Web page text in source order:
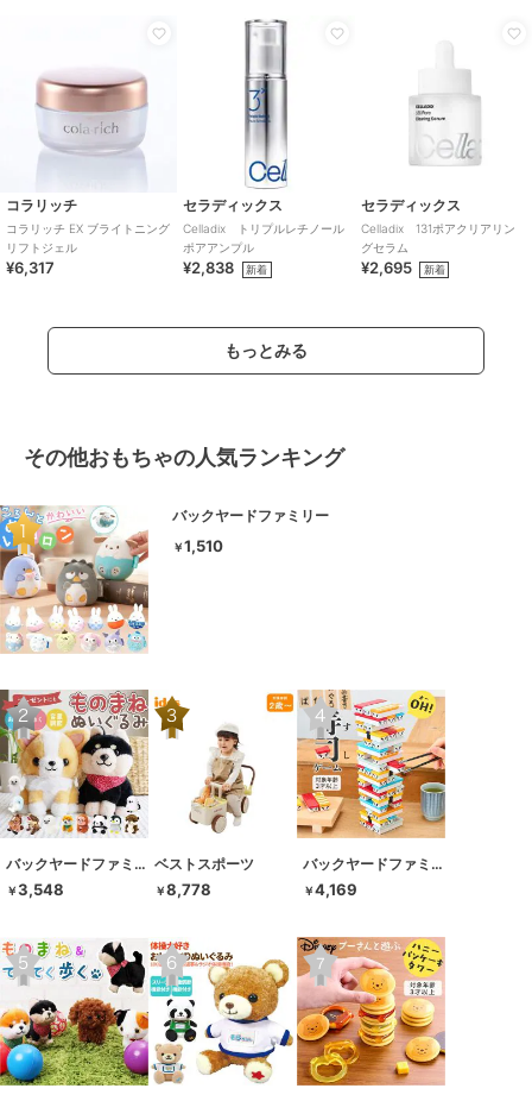
コラリッチ
コラリッチ EX ブライトニング
リフトジェル
¥6,317
セラディックス
Celladix トリプルレチノール
ポアアンプル
¥2,838 新着
セラディックス
Celladix 131ポアクリアリン
グセラム
¥2,695 新着
もっとみる
その他おもちゃの人気ランキング
バックヤードファミリー
￥1,510
バックヤードファミリー
￥3,548
ベストスポーツ
￥8,778
バックヤードファミリー
￥4,169